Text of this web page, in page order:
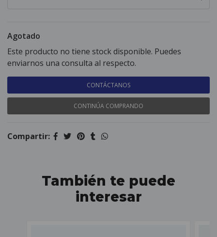
Agotado
Este producto no tiene stock disponible. Puedes
enviarnos una consulta al respecto.
CONTÁCTANOS
CONTINÚA COMPRANDO
Compartir:
También te puede
interesar